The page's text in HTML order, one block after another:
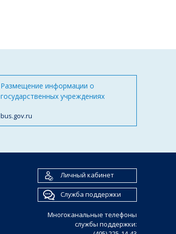
Размещение информации о
государственных учреждениях
bus.gov.ru
Личный кабинет
Служба поддержки
Многоканальные телефоны
службы поддержки: